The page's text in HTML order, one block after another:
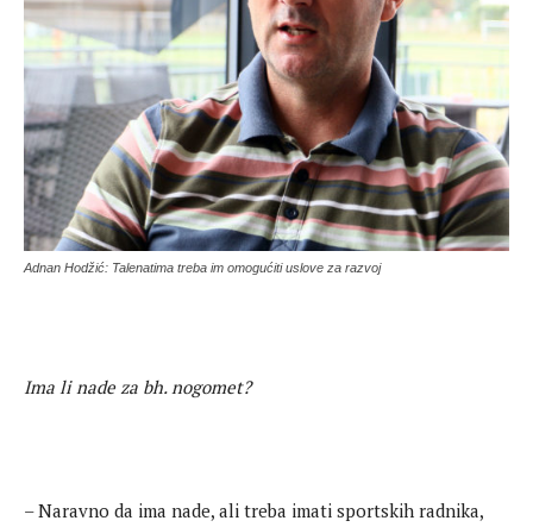
Adnan Hodžić: Talenatima treba im omogućiti uslove za razvoj
Ima li nade za bh. nogomet?
– Naravno da ima nade, ali treba imati sportskih radnika,